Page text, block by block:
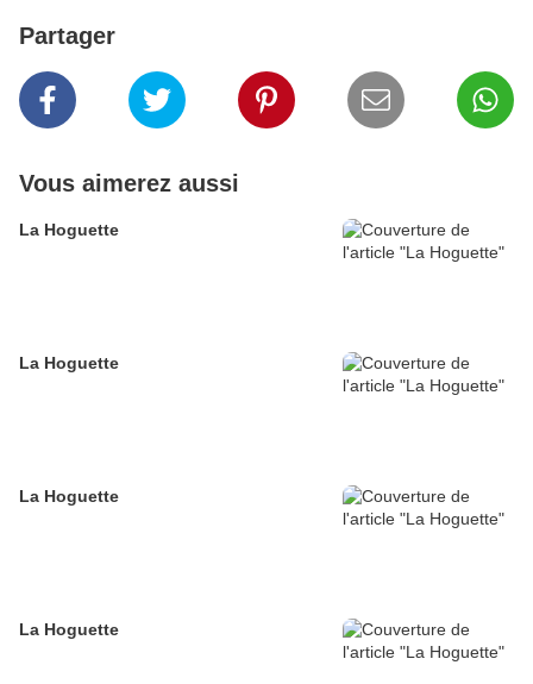
Partager
Vous aimerez aussi
La Hoguette
La Hoguette
La Hoguette
La Hoguette